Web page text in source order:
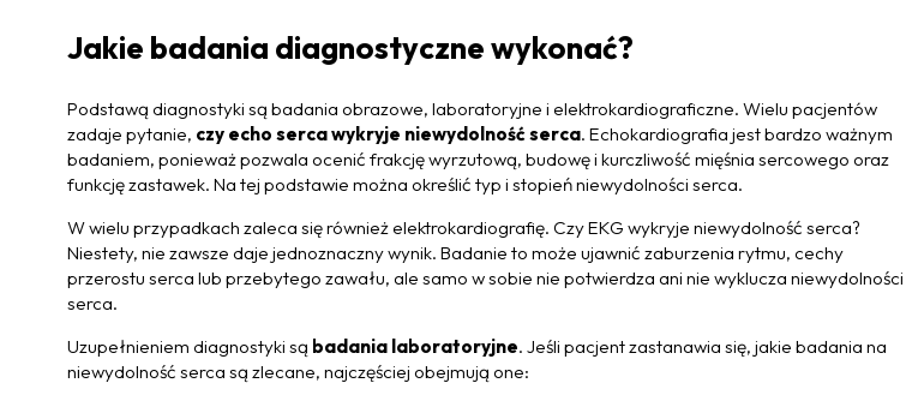
Jakie badania diagnostyczne wykonać?
Podstawą diagnostyki są badania obrazowe, laboratoryjne i elektrokardiograficzne. Wielu pacjentów
zadaje pytanie, czy echo serca wykryje niewydolność serca. Echokardiografia jest bardzo ważnym
badaniem, ponieważ pozwala ocenić frakcję wyrzutową, budowę i kurczliwość mięśnia sercowego oraz
funkcję zastawek. Na tej podstawie można określić typ i stopień niewydolności serca.
W wielu przypadkach zaleca się również elektrokardiografię. Czy EKG wykryje niewydolność serca?
Niestety, nie zawsze daje jednoznaczny wynik. Badanie to może ujawnić zaburzenia rytmu, cechy
przerostu serca lub przebytego zawału, ale samo w sobie nie potwierdza ani nie wyklucza niewydolności
serca.
Uzupełnieniem diagnostyki są badania laboratoryjne. Jeśli pacjent zastanawia się, jakie badania na
niewydolność serca są zlecane, najczęściej obejmują one: